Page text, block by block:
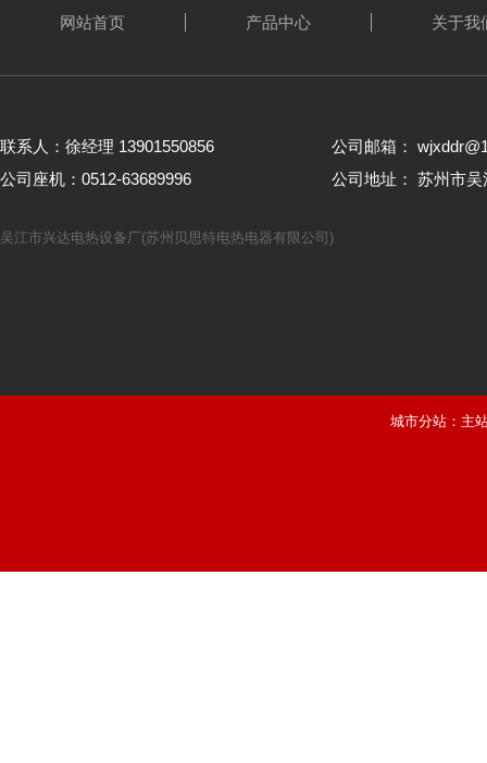
网站首页 产品中心 关于我
联系人：徐经理 13901550856
公司邮箱：
公司座机：0512-63689996
公司地址： 苏州市
吴江市兴达电热设备厂(苏州贝思特电热电器有限公司)
城市分站： 主